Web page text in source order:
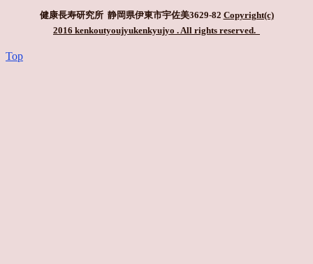
健康長寿研究所 静岡県伊東市宇佐美3629-82 Copyright(c)
2016 kenkoutyoujyukenkyujyo . All rights reserved.
Top